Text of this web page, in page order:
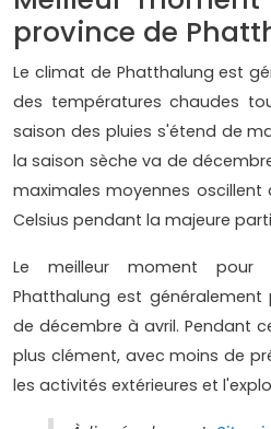
province de
Le climat de Phatthalung est
des températures chaudes
saison des pluies s'étend de
la saison sèche va de
maximales moyennes
Celsius pendant la majeure
Le meilleur moment
Phatthalung est
de décembre à avril. Pendant
plus clément, avec moins de
les activités extérieures et